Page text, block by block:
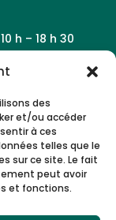
des
et/ou accéder
à ces
telles que le
sur ce site. Le fait
peut avoir
et fonctions.
h – 18 h 30